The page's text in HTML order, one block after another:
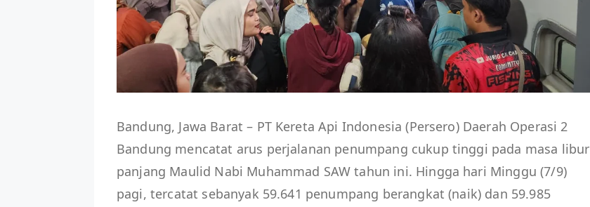
Bandung, Jawa Barat – PT Kereta Api Indonesia (Persero) Daerah Operasi 2
Bandung mencatat arus perjalanan penumpang cukup tinggi pada masa libur
panjang Maulid Nabi Muhammad SAW tahun ini. Hingga hari Minggu (7/9)
pagi, tercatat sebanyak 59.641 penumpang berangkat (naik) dan 59.985